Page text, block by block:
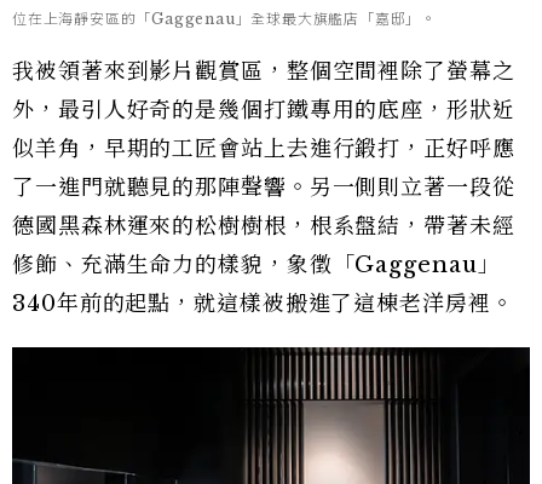
位在上海靜安區的「Gaggenau」全球最大旗艦店「嘉邸」。
我被領著來到影片觀賞區，整個空間裡除了螢幕之
外，最引人好奇的是幾個打鐵專用的底座，形狀近
似羊角，早期的工匠會站上去進行鍛打，正好呼應
了一進門就聽見的那陣聲響。另一側則立著一段從
德國黑森林運來的松樹樹根，根系盤結，帶著未經
修飾、充滿生命力的樣貌，象徵「Gaggenau」
340年前的起點，就這樣被搬進了這棟老洋房裡。